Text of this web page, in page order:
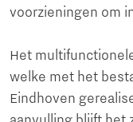
voorzieningen om
Het
welke met het
Eindhoven